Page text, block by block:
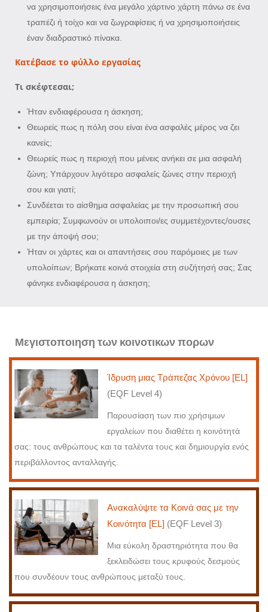
να χρησιμοποιήσεις ένα μεγάλο χάρτινο χάρτη πάνω σε ένα
τραπέζι ή τοίχο και να ζωγραφίσεις ή να χρησιμοποιήσεις
έναν διαδραστικό πίνακα.
Κατέβασε το φύλλο εργασίας
Τι σκέφτεσαι;
Ήταν ενδιαφέρουσα η άσκηση;
Θεωρείς πως η πόλη σου είναι ένα ασφαλές μέρος να ζει
κανείς;
Θεωρείς πως η περιοχή που μένεις ανήκει σε μια ασφαλή
ζώνη; Υπάρχουν λιγότερο ασφαλείς ζώνες στην περιοχή
σου και γιατί;
Συνδέεται το αίσθημα ασφαλείας με την προσωπική σου
εμπειρία; Συμφωνούν οι υπολοιποι/ες συμμετέχοντες/ουσες
με την άποψή σου;
Ήταν οι χάρτες και οι απαντήσεις σου παρόμοιες με των
υπολοίπων; Βρήκατε κοινά στοιχεία στη συζήτησή σας; Σας
φάνηκε ενδιαφέρουσα η άσκηση;
Μεγιστοποιηση των κοινοτικων πορων
Ίδρυση μιας Τράπεζας Χρόνου [EL]
(EQF Level 4)
Παρουσίαση των πιο χρήσιμων
εργαλείων που διαθέτει η κοινότητά
σας: τους ανθρώπους και τα ταλέντα τους και δημιουργία ενός
περιβάλλοντος ανταλλαγής.
Ανακαλύψτε τα Κοινά σας με την
Κοινότητα [EL] (EQF Level 3)
Μια εύκολη δραστηριότητα που θα
ξεκλειδώσει τους κρυφούς δεσμούς
που συνδέουν τους ανθρώπους μεταξύ τους.